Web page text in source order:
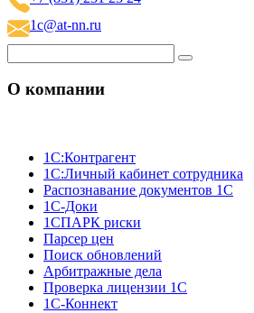
1c@at-nn.ru
О компании
1C:Контрагент
1С:Личный кабинет сотрудника
Распознавание документов 1С
1С-Доки
1CПАРК риски
Парсер цен
Поиск обновлений
Арбитражные дела
Проверка лицензии 1С
1С-Коннект